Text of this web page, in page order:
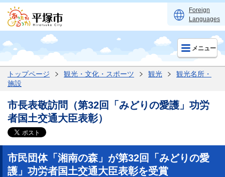
Foreign
Languages
メニュー
トップページ 観光・文化・スポーツ 観光
観光名所・
施設
市長表敬訪問（第32回「みどりの愛護」功労
者国土交通大臣表彰）
市民団体「湘南の森」が第32回「みどりの愛
護」功労者国土交通大臣表彰を受賞